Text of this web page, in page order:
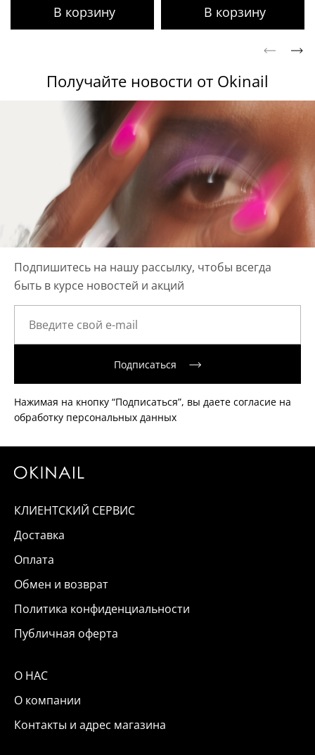
Получайте новости от Okinail
Подпишитесь на нашу рассылку, чтобы всегда
быть в курсе новостей и акций
Подписаться
Нажимая на кнопку “Подписаться”, вы даете согласие на
обработку персональных данных
КЛИЕНТСКИЙ СЕРВИС
Доставка
Оплата
Обмен и возврат
Политика конфиденциальности
Публичная оферта
О НАС
О компании
Контакты и адрес магазина